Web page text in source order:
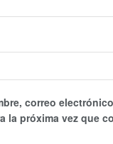
correo
la próxima vez que